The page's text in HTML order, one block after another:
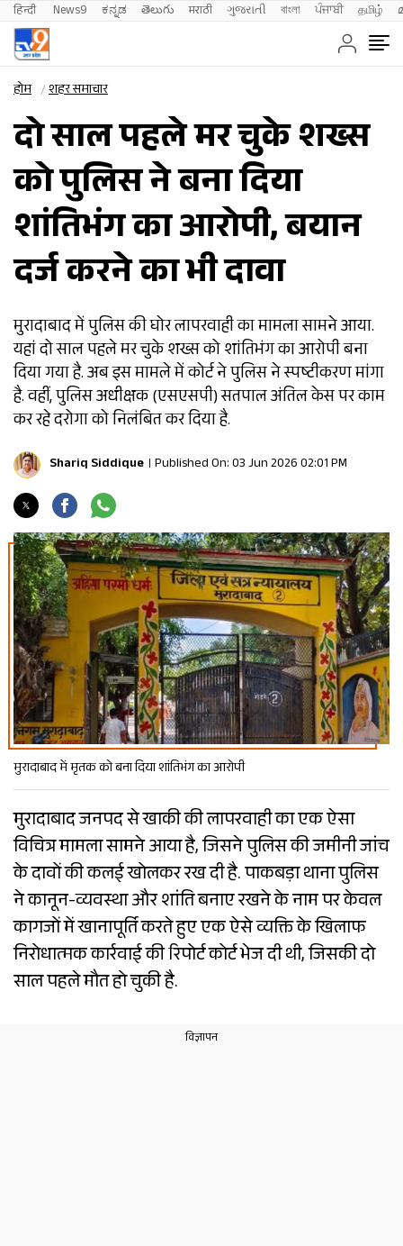
हिन्दी News9 ಕನ್ನಡ తెలుగు मराठी ગુજરાતી বাংলা ਪੰਜਾਬੀ தமிழ்
होम शहर समाचार
दो साल पहले मर चुके शख्स
को पुलिस ने बना दिया
शांतिभंग का आरोपी, बयान
दर्ज करने का भी दावा
मुरादाबाद में पुलिस की घोर लापरवाही का मामला सामने आया.
यहां दो साल पहले मर चुके शख्स को शांतिभंग का आरोपी बना
दिया गया है. अब इस मामले में कोर्ट ने पुलिस ने स्पष्टीकरण मांगा
है. वहीं, पुलिस अधीक्षक (एसएसपी) सतपाल अंतिल केस पर काम
कर रहे दरोगा को निलंबित कर दिया है.
Shariq Siddique Published On: 03 Jun 2026 02:01 PM
मुरादाबाद में मृतक को बना दिया शांतिभंग का आरोपी
मुरादाबाद जनपद से खाकी की लापरवाही का एक ऐसा
विचित्र मामला सामने आया है, जिसने पुलिस की जमीनी जांच
के दावों की कलई खोलकर रख दी है. पाकबड़ा थाना पुलिस
ने कानून-व्यवस्था और शांति बनाए रखने के नाम पर केवल
कागजों में खानापूर्ति करते हुए एक ऐसे व्यक्ति के खिलाफ
निरोधात्मक कार्रवाई की रिपोर्ट कोर्ट भेज दी थी, जिसकी दो
साल पहले मौत हो चुकी है.